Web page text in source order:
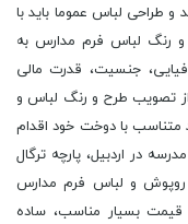
لباس عموما باید با
و رنگ لباس فرم مدارس به
جنسیت، قدرت مالى
تصویب طرح و رنگ لباس و
متناسب با دوخت خود اقدام
در اردبیل، پارچه ترگال
روپوش و لباس فرم مدارس
قیمت بسیار مناسب، ساده